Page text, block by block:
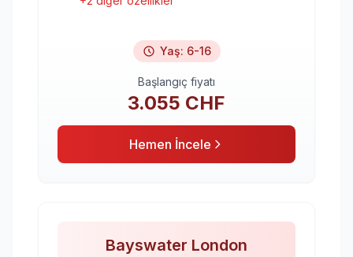
Yaş: 6-16
Başlangıç fiyatı
3.055 CHF
Hemen İncele
Bayswater London